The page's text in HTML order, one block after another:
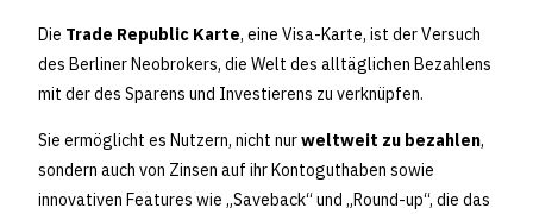
Die Trade Republic Karte, eine Visa-Karte, ist der Versuch
des Berliner Neobrokers, die Welt des alltäglichen Bezahlens
mit der des Sparens und Investierens zu verknüpfen.
Sie ermöglicht es Nutzern, nicht nurweltweit zu bezahlen,
sondern auch von Zinsen auf ihr Kontoguthaben sowie
innovativen Features wie „Saveback“ und „Round-up“, die das